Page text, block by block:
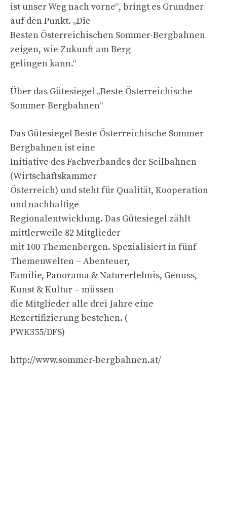
ist unser Weg nach vorne“, bringt es Grundner
auf den Punkt. „Die
Besten Österreichischen Sommer-Bergbahnen
zeigen, wie Zukunft am Berg
gelingen kann.“
Über das Gütesiegel „Beste Österreichische
Sommer-Bergbahnen“
Das Gütesiegel Beste Österreichische Sommer-
Bergbahnen ist eine
Initiative des Fachverbandes der Seilbahnen
(Wirtschaftskammer
Österreich) und steht für Qualität, Kooperation
und nachhaltige
Regionalentwicklung. Das Gütesiegel zählt
mittlerweile 82 Mitglieder
mit 100 Themenbergen. Spezialisiert in fünf
Themenwelten – Abenteuer,
Familie, Panorama & Naturerlebnis, Genuss,
Kunst & Kultur – müssen
die Mitglieder alle drei Jahre eine
Rezertifizierung bestehen. (
PWK355/DFS)
http://www.sommer-bergbahnen.at/